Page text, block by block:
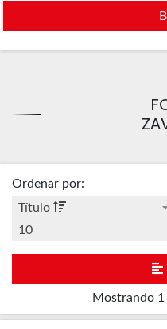
Mostrando 1
Ordenar por:
Título
10